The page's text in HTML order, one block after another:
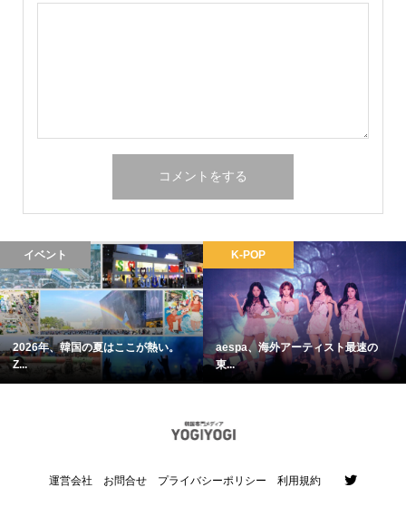
イベント
2026年、韓国の夏はここが熱い。
Z...
K-POP
aespa、海外アーティスト最速の
東...
運営会社 お問合せ プライバシーポリシー 利用規約